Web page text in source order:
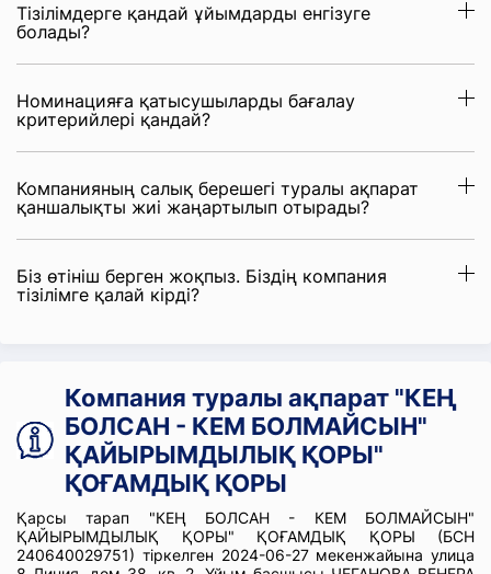
Тізілімдерге қандай ұйымдарды енгізуге
болады?
Номинацияға қатысушыларды бағалау
критерийлері қандай?
Компанияның салық берешегі туралы ақпарат
қаншалықты жиі жаңартылып отырады?
Біз өтініш берген жоқпыз. Біздің компания
тізілімге қалай кірді?
Компания туралы ақпарат "КЕҢ
БОЛСАН - КЕМ БОЛМАЙСЫН"
ҚАЙЫРЫМДЫЛЫҚ ҚОРЫ"
ҚОҒАМДЫҚ ҚОРЫ
Қарсы тарап "КЕҢ БОЛСАН - КЕМ БОЛМАЙСЫН"
ҚАЙЫРЫМДЫЛЫҚ ҚОРЫ" ҚОҒАМДЫҚ ҚОРЫ (БСН
240640029751) тіркелген 2024-06-27 мекенжайына улица